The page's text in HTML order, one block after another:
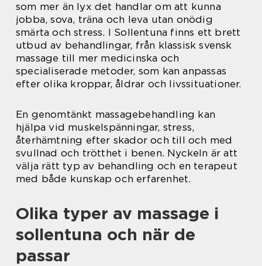
som mer än lyx det handlar om att kunna
jobba, sova, träna och leva utan onödig
smärta och stress. I Sollentuna finns ett brett
utbud av behandlingar, från klassisk svensk
massage till mer medicinska och
specialiserade metoder, som kan anpassas
efter olika kroppar, åldrar och livssituationer.
En genomtänkt massagebehandling kan
hjälpa vid muskelspänningar, stress,
återhämtning efter skador och till och med
svullnad och trötthet i benen. Nyckeln är att
välja rätt typ av behandling och en terapeut
med både kunskap och erfarenhet.
Olika typer av massage i
sollentuna och när de
passar